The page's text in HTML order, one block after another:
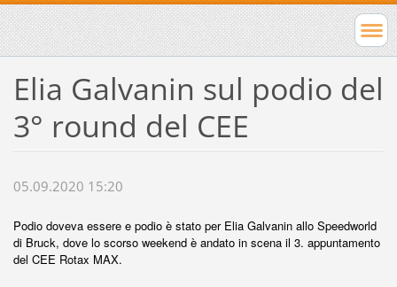
Elia Galvanin sul podio del
3° round del CEE
05.09.2020 15:20
Podio doveva essere e podio è stato per Elia Galvanin allo Speedworld
di Bruck, dove lo scorso weekend è andato in scena il 3. appuntamento
del CEE Rotax MAX.